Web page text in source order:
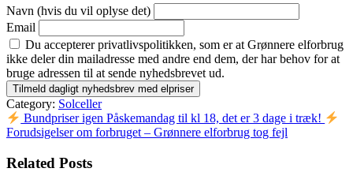
Navn (hvis du vil oplyse det)
Email
Du accepterer privatlivspolitikken, som er at Grønnere elforbrug
ikke deler din mailadresse med andre end dem, der har behov for at
bruge adressen til at sende nyhedsbrevet ud.
Category: Solceller
Indlægsnavigation
Bundpriser igen Påskemandag til kl 18, det er 3 dage i træk!
Forudsigelser om forbruget – Grønnere elforbrug tog fejl
Related Posts